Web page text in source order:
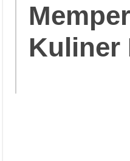
Kuliner